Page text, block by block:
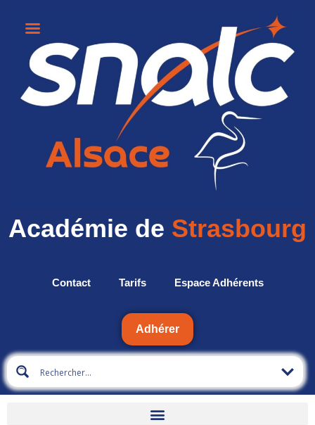
Académie de Strasbourg
Contact Tarifs Espace Adhérents
Adhérer